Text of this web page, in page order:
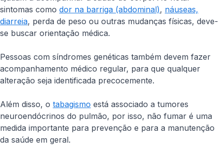
sintomas como dor na barriga (abdominal), náuseas,
diarreia, perda de peso ou outras mudanças físicas, deve-
se buscar orientação médica.
Pessoas com síndromes genéticas também devem fazer
acompanhamento médico regular, para que qualquer
alteração seja identificada precocemente.
Além disso, o tabagismo está associado a tumores
neuroendócrinos do pulmão, por isso, não fumar é uma
medida importante para prevenção e para a manutenção
da saúde em geral.